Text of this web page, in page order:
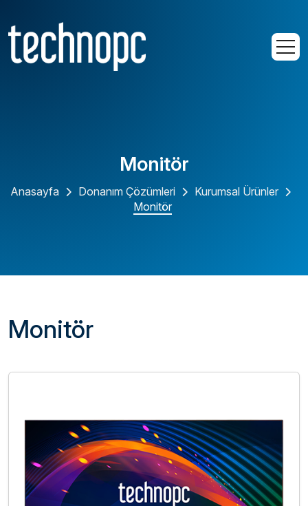
Monitör
Anasayfa Donanım Çözümleri
Kurumsal Ürünler
Monitör
Monitör